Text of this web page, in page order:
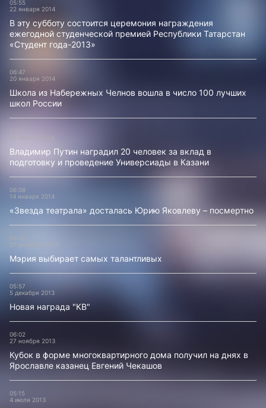
05:55
22 января 2014
В эту субботу состоится церемония награждения
ежегодной студенческой премией Республики Татарстан
«Студент года-2013»
06:47
20 января 2014
Школа из Набережных Челнов вошла в число 100 лучших
школ России
Владимир Путин наградил 20 человек за вклад в
подготовку и проведение Универсиады в Казани
06:08
14 января 2014
«Звезда театрала» досталась Юрию Яковлеву – посмертно
06:30
27 декабря 2013
Мэрия выбирает самых талантливых
05:57
5 декабря 2013
Новая награда "КВ"
06:02
27 ноября 2013
Кубок в форме многоквартирного дома получил на днях в
Ярославле казанец Евгений Чекашов
05:15
4 июля 2013